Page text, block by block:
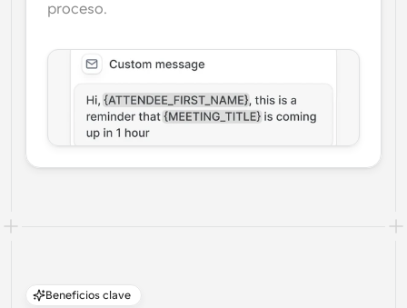
proceso.
Beneficios clave